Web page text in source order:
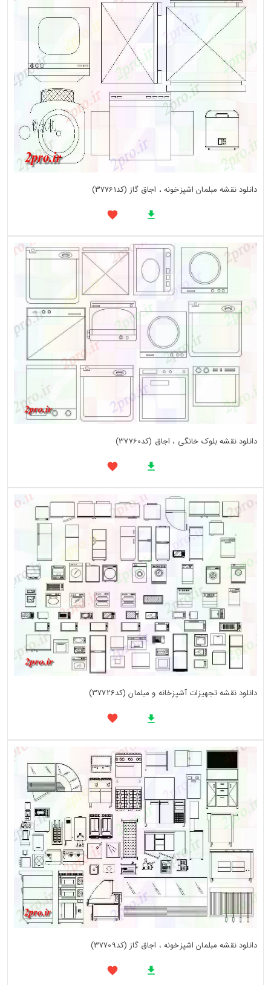
دانلود نقشه مبلمان اشپزخونه ، اجاق گاز (کد37761)
دانلود نقشه بلوک خانگی ، اجاق (کد37760)
دانلود نقشه تجهیزات آشپزخانه و مبلمان (کد37726)
دانلود نقشه مبلمان اشپزخونه ، اجاق گاز (کد37709)